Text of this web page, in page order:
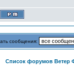
сообщения:
Список форумов Ветер